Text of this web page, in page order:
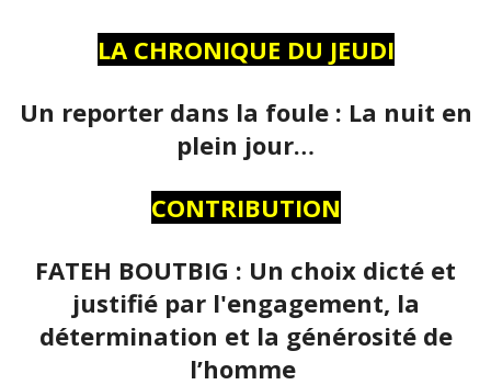
LA CHRONIQUE DU JEUDI
Un reporter dans la foule : La nuit en
plein jour…
CONTRIBUTION
FATEH BOUTBIG : Un choix dicté et
justifié par l'engagement, la
détermination et la générosité de
l’homme